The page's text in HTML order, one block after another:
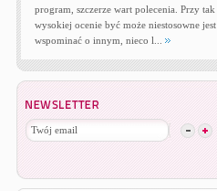
program, szczerze wart polecenia. Przy tak
wysokiej ocenie być może niestosowne jest
wspominać o innym, nieco l...